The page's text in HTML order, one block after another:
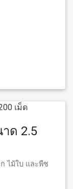
ด 2.5
ไม้ใบ และพืช